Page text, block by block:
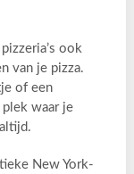
ook
van je pizza.
of een
plek waar je
New York-